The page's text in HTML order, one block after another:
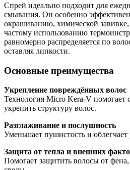
Спрей идеально подходит для
смывания. Он особенно
окрашиванию, химической
частому использованию
равномерно распределяется по
оставляя липкости.
Основные преимущества
Укрепление повреждённых волос
Технология Micro Kera-V помогает
укрепить структуру волос.
Разглаживание и послушность
Уменьшает пушистость и облегчает
Защита от тепла и внешних
Помогает защитить волосы от